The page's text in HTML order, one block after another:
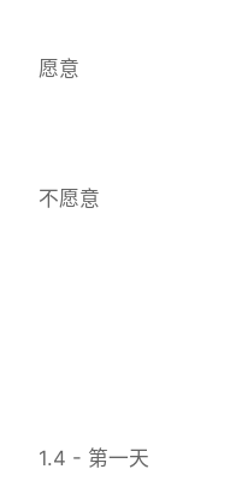
愿意
不愿意
1.4 - 第一天